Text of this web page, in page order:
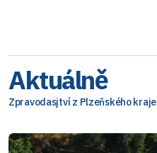
Aktuálně
Zpravodasjtví z Plzeňského kraje